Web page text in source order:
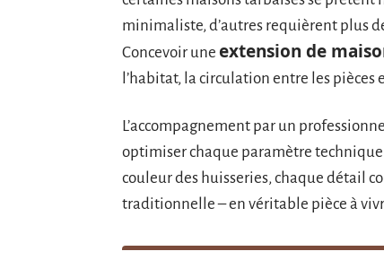
minimaliste, d’autres requièrent plus
Concevoir une extension de
l’habitat, la circulation entre les
L’accompagnement par un
optimiser chaque paramètre
couleur des huisseries, chaque détail
traditionnelle – en véritable pièce à